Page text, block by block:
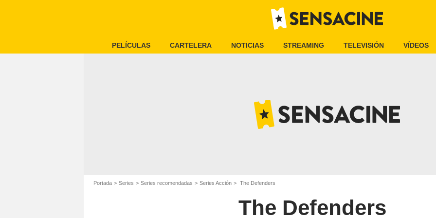
PELÍCULAS CARTELERA NOTICIAS STREAMING TELEVISIÓN VÍDEOS
Portada Series Series recomendadas Series Acción The Defenders
The Defenders